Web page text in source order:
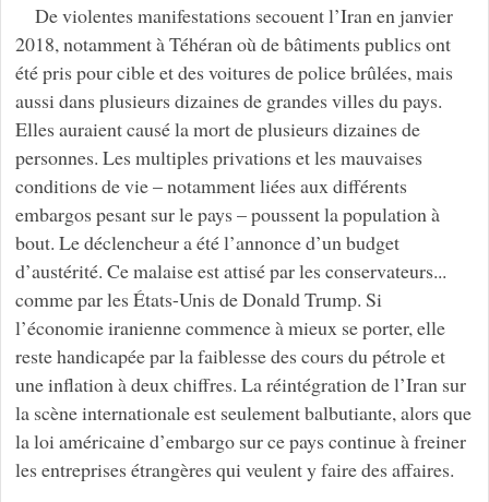
De violentes manifestations secouent l’Iran en janvier
2018, notamment à Téhéran où de bâtiments publics ont
été pris pour cible et des voitures de police brûlées, mais
aussi dans plusieurs dizaines de grandes villes du pays.
Elles auraient causé la mort de plusieurs dizaines de
personnes. Les multiples privations et les mauvaises
conditions de vie – notamment liées aux différents
embargos pesant sur le pays – poussent la population à
bout. Le déclencheur a été l’annonce d’un budget
d’austérité. Ce malaise est attisé par les conservateurs...
comme par les États-Unis de Donald Trump. Si
l’économie iranienne commence à mieux se porter, elle
reste handicapée par la faiblesse des cours du pétrole et
une inflation à deux chiffres. La réintégration de l’Iran sur
la scène internationale est seulement balbutiante, alors que
la loi américaine d’embargo sur ce pays continue à freiner
les entreprises étrangères qui veulent y faire des affaires.